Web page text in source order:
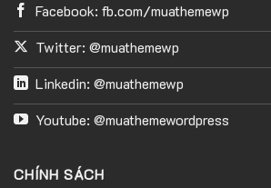
Facebook: fb.com/muathemewp
Twitter: @muathemewp
Linkedin: @muathemewp
Youtube: @muathemewordpress
CHÍNH SÁCH